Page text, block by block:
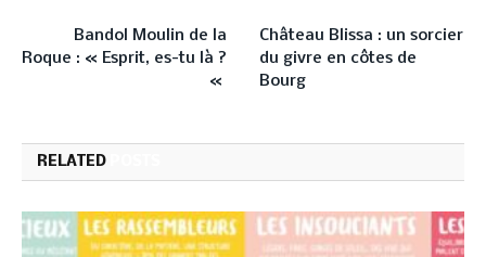
Bandol Moulin de la
Roque : « Esprit, es-tu là ?
«
Château Blissa : un sorcier
du givre en côtes de
Bourg
RELATED